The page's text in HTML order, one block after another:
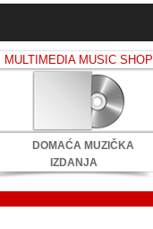
MULTIMEDIA MUSIC SHOP
DOMAĆA MUZIČKA
IZDANJA